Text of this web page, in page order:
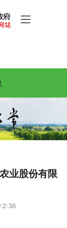
业股份有限
2:36